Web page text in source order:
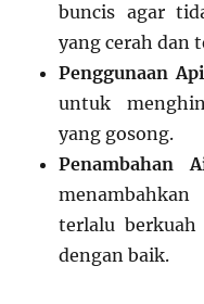
buncis agar
yang cerah dan
Penggunaan
untuk
yang gosong.
Penambahan
terlalu berkuah
dengan baik.